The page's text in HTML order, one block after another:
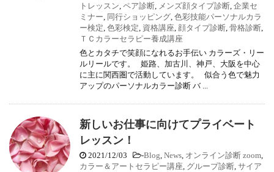
トレッスン, ペア診断, メンズ顔タイプ診断, 企業セ
ミナー, 同行ショッピング, 色彩技能パーソナルカラ
ー検定, 色彩検定, 資格講座, 顔タイプ診断, 骨格診断,
ＴＣカラーセラピー養成講座
色とカタチで笑顔になれるお手伝い カラーズ・リー
ルリールです。 姫路、加古川、神戸、大阪を中心
に主に関西圏で活動しています。 似合う色で魅力
アップのパーソナルカラー診断 バ ...
新しいお仕事に向けてプライベート
レッスン！
2021/12/03 -Blog, News, オンライン診断 zoom,
カラー＆アートセラピー講座, グループ診断, サイア